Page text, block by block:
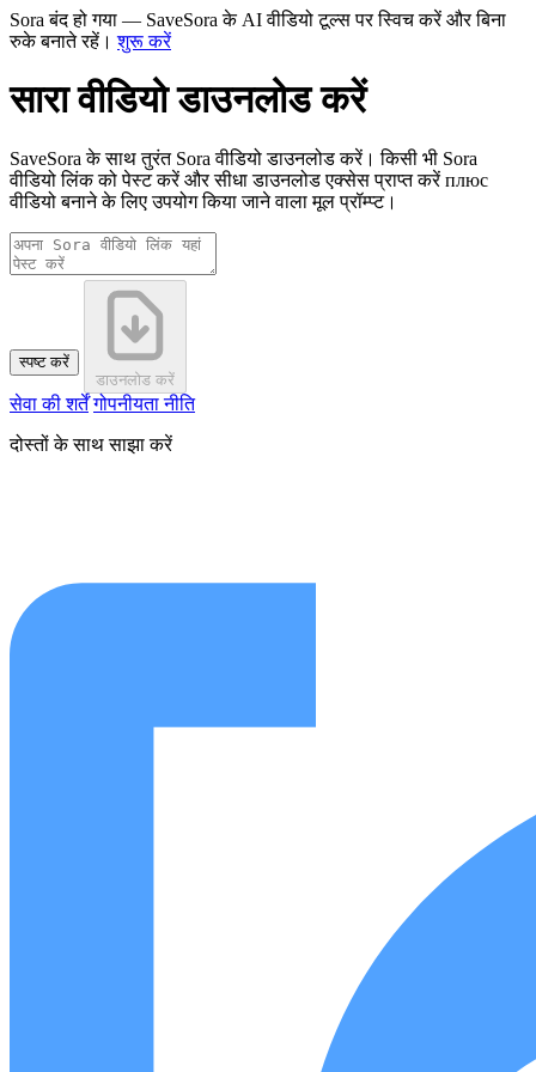
Sora बंद हो गया — SaveSora के AI वीडियो टूल्स पर स्विच करें और बिना
रुके बनाते रहें। शुरू करें
सारा वीडियो डाउनलोड करें
SaveSora के साथ तुरंत Sora वीडियो डाउनलोड करें। किसी भी Sora
वीडियो लिंक को पेस्ट करें और सीधा डाउनलोड एक्सेस प्राप्त करें плюс
वीडियो बनाने के लिए उपयोग किया जाने वाला मूल प्रॉम्प्ट।
स्पष्ट करें
डाउनलोड करें
सेवा की शर्तें गोपनीयता नीति
दोस्तों के साथ साझा करें